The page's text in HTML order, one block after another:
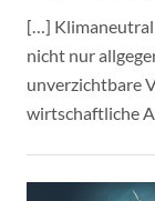
[…]
nicht nur
unverzichtbare
wirtschaftliche